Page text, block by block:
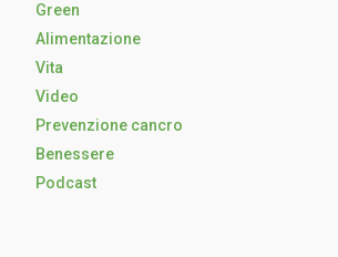
Green
Alimentazione
Vita
Video
Prevenzione cancro
Benessere
Podcast